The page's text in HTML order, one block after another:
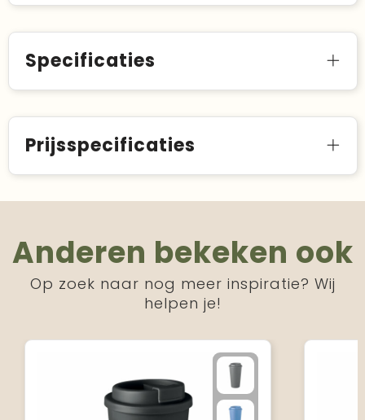
Specificaties
Prijsspecificaties
Anderen bekeken ook
Op zoek naar nog meer inspiratie? Wij
helpen je!